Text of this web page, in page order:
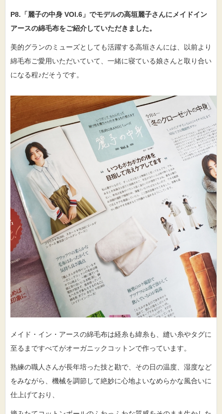
P8.「麗子の中身 VOl.6」でモデルの高垣麗子さんにメイドイン
アースの綿毛布をご紹介していただきました。
美的グランのミューズとしても活躍する高垣さんには、以前より
綿毛布ご愛用いただいていて、一緒に寝ている娘さんと取り合い
になる程♪だそうです。
メイド・イン・アースの綿毛布は経糸も緯糸も、縫い糸やタグに
至るまですべてがオーガニックコットンで作っています。
熟練の職人さんが長年培った技と勘で、その日の温度、湿度など
をみながら、機械を調節して絶妙に心地よいなめらかな風合いに
仕上げており、